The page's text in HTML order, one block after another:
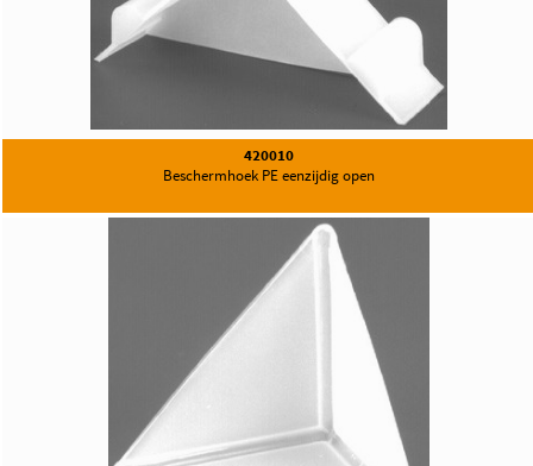
420010
Beschermhoek PE eenzijdig open